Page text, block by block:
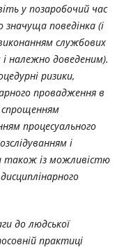
у позаробочий час
поведінка (і
службових
і належно доведеним).
ризики,
провадження в
спрощенням
процесуального
і
також із можливістю
до людської
практиці